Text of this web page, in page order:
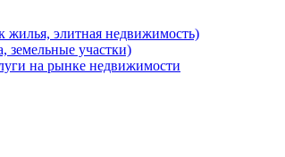
элитная недвижимость)
земельные участки)
на рынке недвижимости